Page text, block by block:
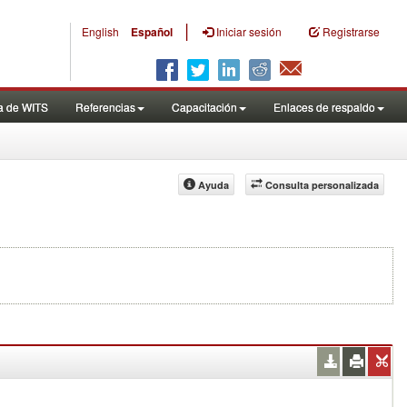
English Español | Iniciar sesión Registrarse
de WITS Referencias Capacitación Enlaces de respaldo
Consulta personalizada
Ayuda